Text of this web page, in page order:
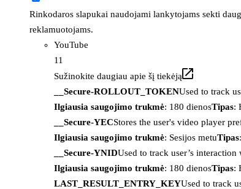
Rinkodaros slapukai naudojami lankytojams sekti
reklamuotojams.
YouTube
11
Sužinokite daugiau apie šį tiekėją
__Secure-ROLLOUT_TOKENUsed to track
Ilgiausia saugojimo trukmė: 180 dienosTipas:
__Secure-YECStores the user's video player
Ilgiausia saugojimo trukmė: Sesijos metuTipas
__Secure-YNIDUsed to track user’s
Ilgiausia saugojimo trukmė: 180 dienosTipas:
LAST_RESULT_ENTRY_KEYUsed to track